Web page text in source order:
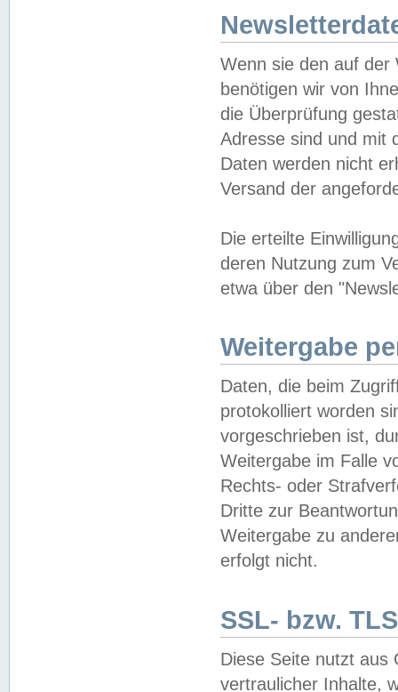
Wenn sie den auf der
benötigen wir von
die Überprüfung
Adresse sind und mit
Daten werden nicht
Versand der
Die erteilte
deren Nutzung zum
etwa über den
Weitergabe
Daten, die beim
protokolliert worden
vorgeschrieben ist,
Weitergabe im Falle
Rechts- oder
Dritte zur
Weitergabe zu
erfolgt nicht.
SSL- bzw.
Diese Seite nutzt aus
vertraulicher Inhalte,